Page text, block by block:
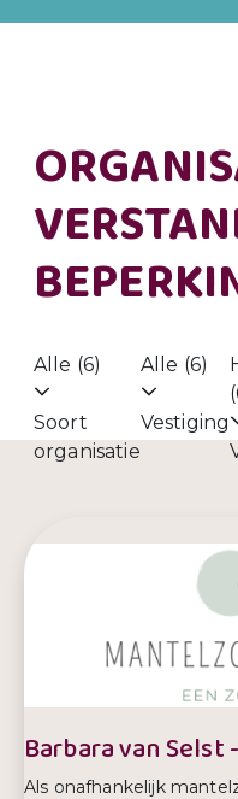
Alle (6)
Soort
organisatie
Alle (6)
Vestiging
Barbara van
Als onafhankelijk